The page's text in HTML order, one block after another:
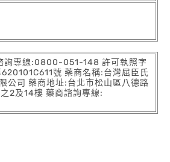
詢專線:0800-051-148 許可執照字
號 藥商名稱:台灣屈臣氏
公司 藥商地址:台北市松山區八德路
2及14樓 藥商諮詢專線: